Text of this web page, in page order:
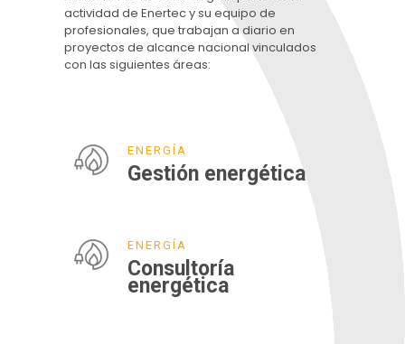
actividad de Enertec y su equipo de
profesionales, que trabajan a diario en
proyectos de alcance nacional vinculados
con las siguientes áreas:
ENERGÍA
Gestión energética
ENERGÍA
Consultoría
energética